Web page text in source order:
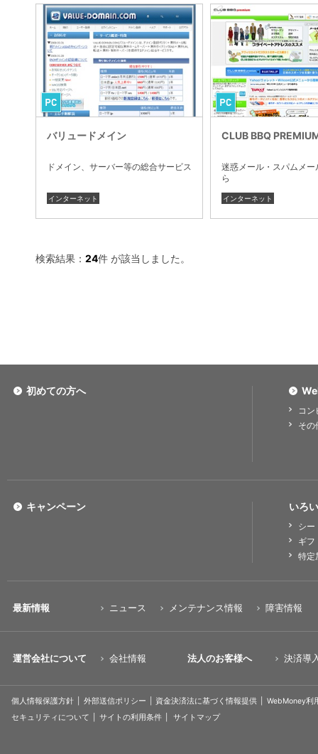
バリュードメイン
ドメイン、サーバー等の総合サービス
インターネット
CLUB BBQ
迷惑メール・スパムメー
ら
インターネット
検索結果： 24件 が該当しました。
初めての方へ
コ
その
いろ
シー
ギフ
特定
キャンペーン
最新情報 ニュース メンテナンス情報 障害情報
運営会社について 会社情報 法人のお客様へ 決済導
個人情報保護方針 外部送信ポリシー 資金決済法に基づく情報提供
WebMoney利
セキュリティについて
サイトの利用条件 サイトマップ